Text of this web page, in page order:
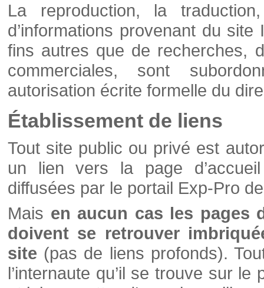
La reproduction, la
d’informations provenant du
fins autres que de recherches,
commerciales, sont
autorisation écrite formelle du
Établissement de liens
Tout site public ou privé est
un lien vers la page
diffusées par le portail Exp-Pro
Mais en aucun cas les pages
doivent se retrouver
site (pas de liens profonds).
l’internaute qu’il se trouve sur